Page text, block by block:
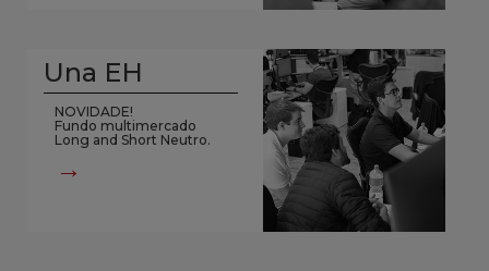
Una EH
NOVIDADE!
Fundo multimercado
Long and Short Neutro.
→